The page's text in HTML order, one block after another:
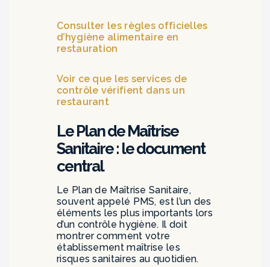
Consulter les règles officielles
d’hygiène alimentaire en
restauration
Voir ce que les services de
contrôle vérifient dans un
restaurant
Le Plan de Maîtrise
Sanitaire : le document
central
Le Plan de Maîtrise Sanitaire,
souvent appelé PMS, est l’un des
éléments les plus importants lors
d’un contrôle hygiène. Il doit
montrer comment votre
établissement maîtrise les
risques sanitaires au quotidien.